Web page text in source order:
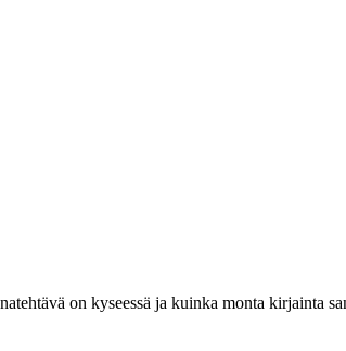
on kyseessä ja kuinka monta kirjainta